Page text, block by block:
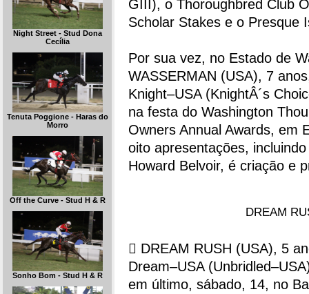
Night Street - Stud Dona
Cecília
Tenuta Poggione - Haras do
Morro
Off the Curve - Stud H & R
Sonho Bom - Stud H & R
GIII), o Thoroughbred Club
Scholar Stakes e o Presque
Por sua vez, no Estado de
WASSERMAN (USA), 7
Knight–USA (KnightÂ´s
na festa do Washington
Owners Annual Awards, em
oito apresentações,
Howard Belvoir, é criação e
DREAM
 DREAM RUSH (USA), 5
Dream–USA
em último, sábado, 14, no